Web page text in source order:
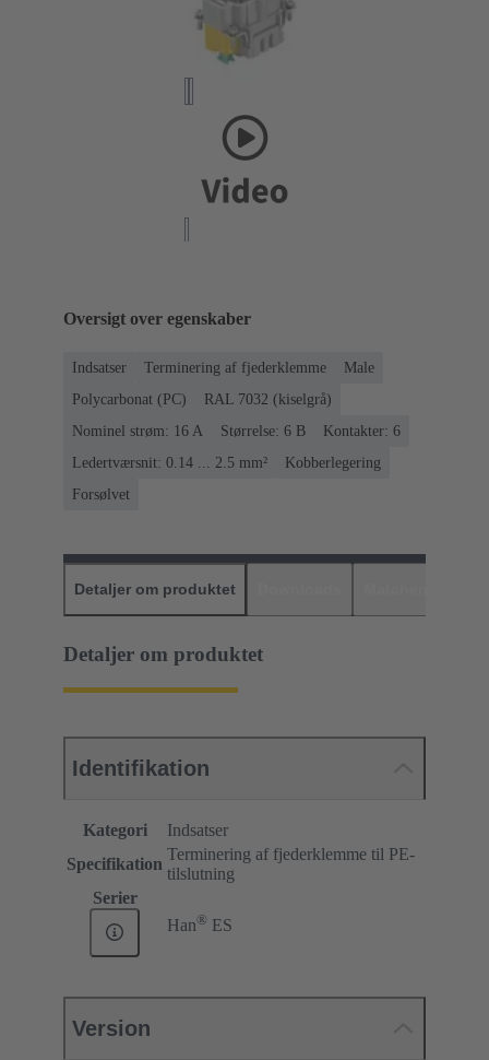
Oversigt over egenskaber
Indsatser Terminering af fjederklemme
Male
Polycarbonat (PC)
RAL 7032 (kiselgrå)
Nominel strøm: ‌16 A
Størrelse: 6 B
Kontakter: 6
Ledertværsnit: 0.14 ... 2.5 mm²
Kobberlegering
Forsølvet
Detaljer om produktet
Detaljer om produktet
Identifikation
Kategori
Indsatser
Specifikation
Terminering af fjederklemme til PE-
tilslutning
Serier
Han® ES
Version